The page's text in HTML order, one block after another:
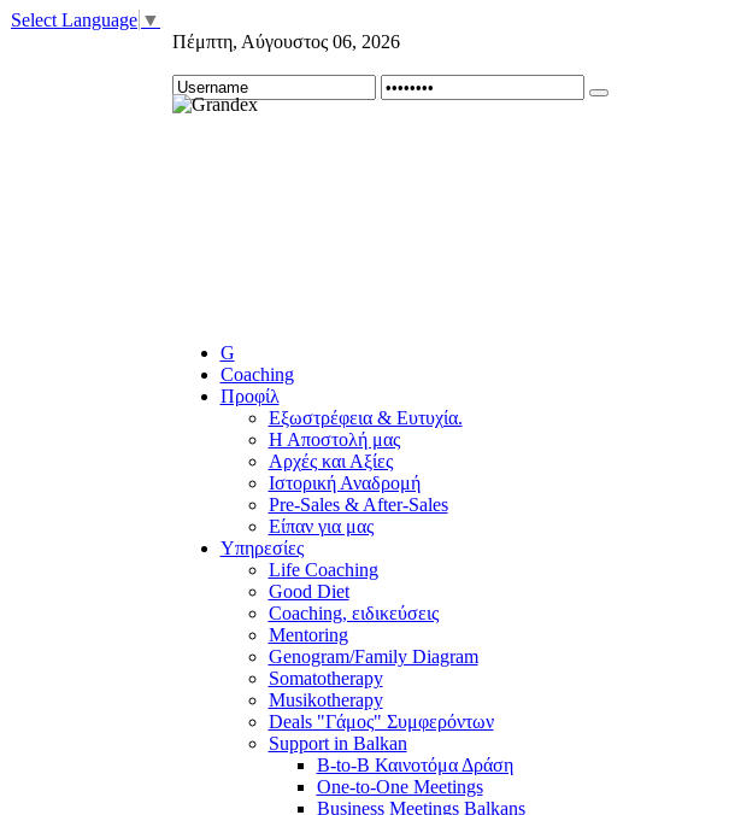
Select Language ▼
Πέμπτη, Αύγουστος 06, 2026
G
Coaching
Προφίλ
Εξωστρέφεια & Ευτυχία.
Η Αποστολή μας
Αρχές και Αξίες
Ιστορική Αναδρομή
Pre-Sales & After-Sales
Είπαν για μας
Υπηρεσίες
Life Coaching
Good Diet
Coaching, ειδικεύσεις
Mentoring
Genogram/Family Diagram
Somatotherapy
Musikotherapy
Deals "Γάμος" Συμφερόντων
Support in Balkan
B-to-B Καινοτόμα Δράση
One-to-One Meetings
Business Meetings Balkans